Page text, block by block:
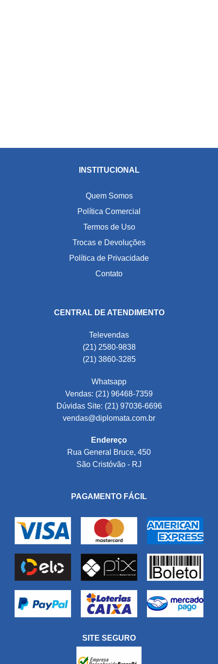
INSTITUCIONAL
Quem Somos
Política Comercial
Termos de Uso
Trocas e Devoluções
Política de Privacidade
Contato
CENTRAL DE ATENDIMENTO
Televendas
(21) 2580-9838
(21) 3860-3285
Whatsapp
Vendas: (21) 96468-7359
Dúvidas Site: (21) 97036-6696
vendas@diplomata.com.br
Endereço
Rua General Bruce, 450
São Cristóvão - RJ
PAGAMENTO FÁCIL
SITE SEGURO